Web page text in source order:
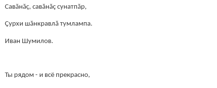
Савăнăç, савăнăç сунатпăр,
Çурхи шăнкравлă тумлампа.
Иван Шумилов.
Ты рядом - и всё прекрасно,